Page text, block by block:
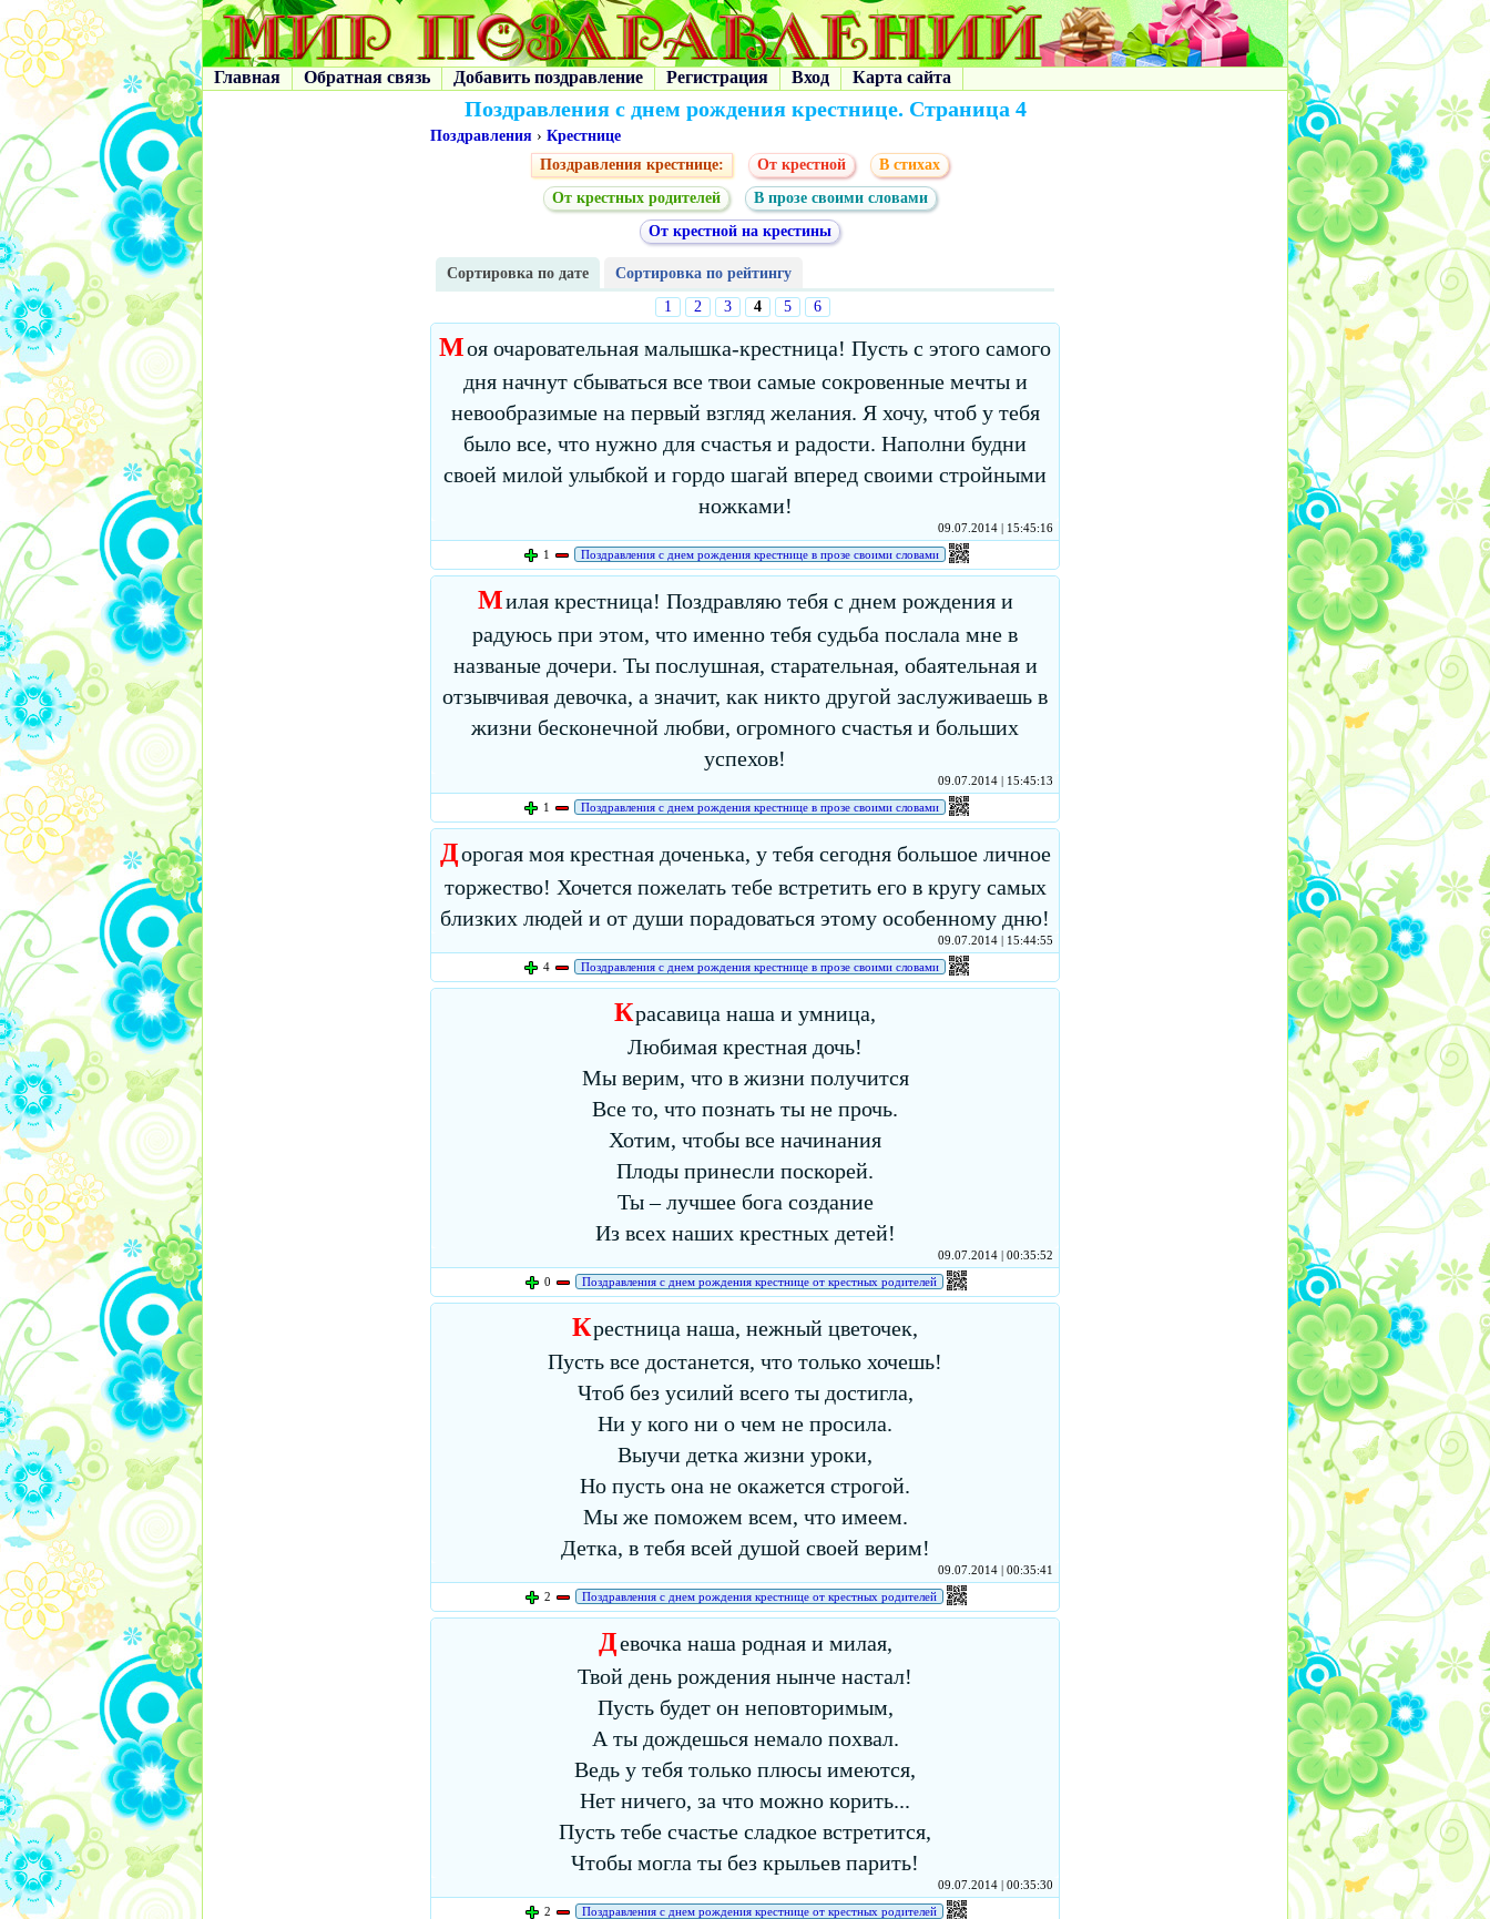
Главная Обратная связь Добавить поздравление Регистрация Вход Карта сайта
Поздравления с днем рождения крестнице. Страница 4
Поздравления › Крестнице
Поздравления крестнице:
От крестной
В стихах
От крестных родителей
В прозе своими словами
От крестной на крестины
Сортировка по дате
Сортировка по рейтингу
1
2 3 4 5 6
Моя очаровательная малышка-крестница! Пусть с этого самого
дня начнут сбываться все твои самые сокровенные мечты и
невообразимые на первый взгляд желания. Я хочу, чтоб у тебя
было все, что нужно для счастья и радости. Наполни будни
своей милой улыбкой и гордо шагай вперед своими стройными
ножками!
09.07.2014 | 15:45:16
1
Поздравления с днем рождения крестнице в прозе своими словами
Милая крестница! Поздравляю тебя с днем рождения и
радуюсь при этом, что именно тебя судьба послала мне в
названые дочери. Ты послушная, старательная, обаятельная и
отзывчивая девочка, а значит, как никто другой заслуживаешь в
жизни бесконечной любви, огромного счастья и больших
успехов!
09.07.2014 | 15:45:13
1
Поздравления с днем рождения крестнице в прозе своими словами
Дорогая моя крестная доченька, у тебя сегодня большое личное
торжество! Хочется пожелать тебе встретить его в кругу самых
близких людей и от души порадоваться этому особенному дню!
09.07.2014 | 15:44:55
4
Поздравления с днем рождения крестнице в прозе своими словами
Красавица наша и умница,
Любимая крестная дочь!
Мы верим, что в жизни получится
Все то, что познать ты не прочь.
Хотим, чтобы все начинания
Плоды принесли поскорей.
Ты – лучшее бога создание
Из всех наших крестных детей!
09.07.2014 | 00:35:52
0
Поздравления с днем рождения крестнице от крестных родителей
Крестница наша, нежный цветочек,
Пусть все достанется, что только хочешь!
Чтоб без усилий всего ты достигла,
Ни у кого ни о чем не просила.
Выучи детка жизни уроки,
Но пусть она не окажется строгой.
Мы же поможем всем, что имеем.
Детка, в тебя всей душой своей верим!
09.07.2014 | 00:35:41
2
Поздравления с днем рождения крестнице от крестных родителей
Девочка наша родная и милая,
Твой день рождения нынче настал!
Пусть будет он неповторимым,
А ты дождешься немало похвал.
Ведь у тебя только плюсы имеются,
Нет ничего, за что можно корить...
Пусть тебе счастье сладкое встретится,
Чтобы могла ты без крыльев парить!
09.07.2014 | 00:35:30
2
Поздравления с днем рождения крестнице от крестных родителей